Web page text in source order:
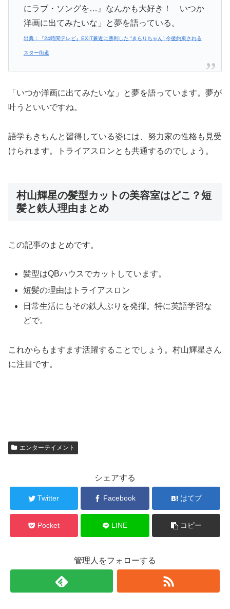
にラブ・ソングを…』なんかも大好き！ いつか
洋画に出てみたいな」と夢を語っている。
出典：『24時間テレビ』EXIT兼近に勝利した “きらりちゃん” 今後約束される
スター街道
「いつか洋画に出てみたいな」と夢を語っています。夢が
叶うといいですね。
語学もきちんと習得している姿には、努力家の性格も見受
けられます。トライアスロンとも共通するのでしょう。
村山輝星の髪型カットの美容室はどこ？短
髪と鉄人理由まとめ
この記事のまとめです。
髪型はQBハウスでカットしています。
短髪の理由はトライアスロン
日常生活にもその鉄人ぶりを発揮。特に英語学習な
どで。
これからもますます活躍することでしょう。村山輝星さん
に注目です。
エンターテイメント
シェアする
Twitter Facebook はてブ
Pocket LINE コピー
管理人をフォローする